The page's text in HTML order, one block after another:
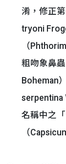
淆，修正
tryoni
（
粗吻象鼻
Boheman
serpentina
名稱中之
（